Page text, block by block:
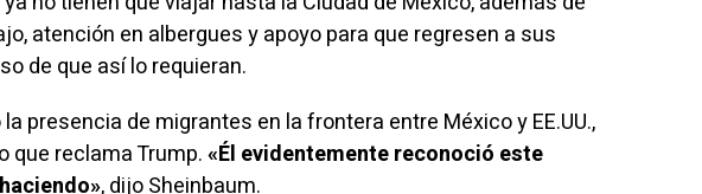
atención en albergues y apoyo para que regresen a sus
de que así lo requieran.
presencia de migrantes en la frontera entre México y EE.UU.,
que reclama Trump.«Él evidentemente reconoció este
, dijoSheinbaum.